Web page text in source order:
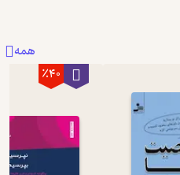
همه
٪40